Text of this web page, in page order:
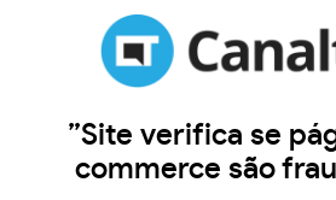
”Site verifica se
commerce são